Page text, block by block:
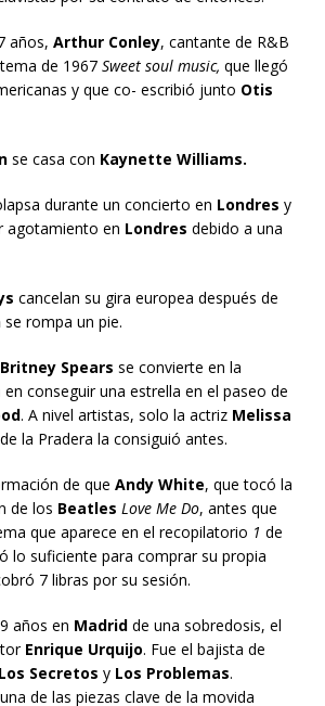
años, Arthur Conley, cantante de R&B
de 1967 Sweet soul music, que llegó
y que co- escribió junto Otis
se casa con Kaynette Williams.
durante un concierto en Londres y
agotamiento en Londres debido a una
cancelan su gira europea después de
se rompa un pie.
Britney Spears se convierte en la
conseguir una estrella en el paseo de
. A nivel artistas, solo la actriz Melissa
la Pradera la consiguió antes.
de que Andy White, que tocó la
de los Beatles Love Me Do, antes que
que aparece en el recopilatorio 1 de
lo suficiente para comprar su propia
7 libras por su sesión.
años en Madrid de una sobredosis, el
Enrique Urquijo. Fue el bajista de
Secretos y Los Problemas.
de las piezas clave de la movida